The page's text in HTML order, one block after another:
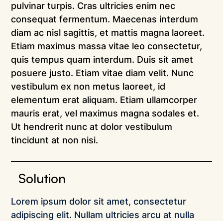
pulvinar turpis. Cras ultricies enim nec
consequat fermentum. Maecenas interdum
diam ac nisl sagittis, et mattis magna laoreet.
Etiam maximus massa vitae leo consectetur,
quis tempus quam interdum. Duis sit amet
posuere justo. Etiam vitae diam velit. Nunc
vestibulum ex non metus laoreet, id
elementum erat aliquam. Etiam ullamcorper
mauris erat, vel maximus magna sodales et.
Ut hendrerit nunc at dolor vestibulum
tincidunt at non nisi.
Solution
Lorem ipsum dolor sit amet, consectetur
adipiscing elit. Nullam ultricies arcu at nulla